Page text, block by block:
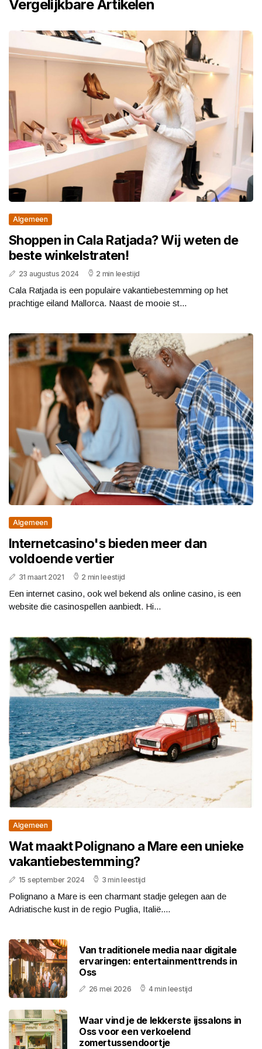
Vergelijkbare Artikelen
Algemeen
Shoppen in Cala Ratjada? Wij weten de
beste winkelstraten!
23 augustus 2024 2 min leestijd
Cala Ratjada is een populaire vakantiebestemming op het
prachtige eiland Mallorca. Naast de mooie st...
Algemeen
Internetcasino's bieden meer dan
voldoende vertier
31 maart 2021 2 min leestijd
Een internet casino, ook wel bekend als online casino, is een
website die casinospellen aanbiedt. Hi...
Algemeen
Wat maakt Polignano a Mare een unieke
vakantiebestemming?
15 september 2024 3 min leestijd
Polignano a Mare is een charmant stadje gelegen aan de
Adriatische kust in de regio Puglia, Italië....
Van traditionele media naar digitale
ervaringen: entertainmenttrends in
Oss
26 mei 2026 4 min leestijd
Waar vind je de lekkerste ijssalons in
Oss voor een verkoelend
zomertussendoortje